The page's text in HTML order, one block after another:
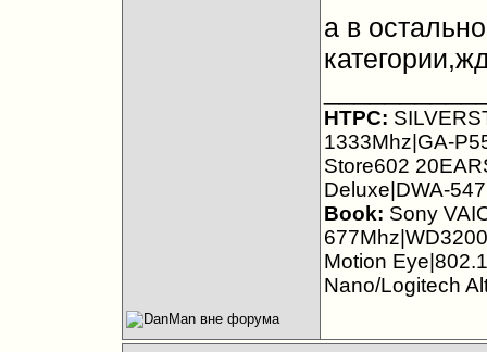
а в
HTPC:
1333Mhz|GA-
Store602
Deluxe|DWA-
Book: Sony
Motion
Nano/Logitech